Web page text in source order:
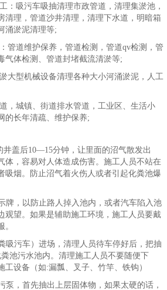
：吸污车吸抽清理市政管道，清理集淤池，
清理，管道沙井清理，清理下水道，明暗箱
涌淤泥清理等;
管道维护保养，管道检测，管道qv检测，管
气体检测、管道封堵截流清淤等;
大型机械设备清理各种大小河涌淤泥，人工
，城镇、街道排水管道，工业区、生活小
的长年清疏、维护保养;
井盖后10—15分钟，让里面的沼气散发出
体，容易对人体造成伤害。施工人员不站在
吸烟。防止沼气着火伤人或者引起化粪池爆
牌，以防止路人掉入池内，或者汽车陷入池
观望。如果是辅助施工环境，施工人员要戴
吸污车）进场，清理人员待车停好后，把抽
池污水池内。清理施工人员不要随便下
工设备（如:漏瓢、叉子、竹竿、铁钩）
泵，首先抽出上层固体物，如果太硬的话，